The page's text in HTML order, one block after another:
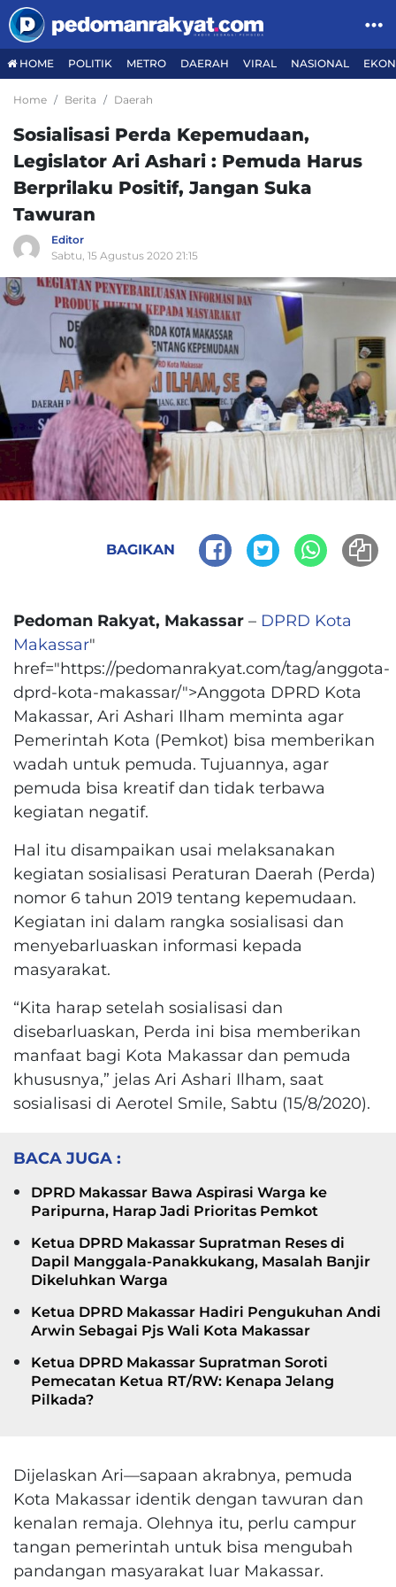
HOME POLITIK METRO DAERAH VIRAL NASIONAL
Home Berita Daerah
Sosialisasi Perda Kepemudaan,
Legislator Ari Ashari : Pemuda Harus
Berprilaku Positif, Jangan Suka
Tawuran
Editor
Sabtu, 15 Agustus 2020 21:15
BAGIKAN
Pedoman Rakyat, Makassar – DPRD Kota
Makassar"
href="https://pedomanrakyat.com/tag/anggota-
dprd-kota-makassar/">Anggota DPRD Kota
Makassar, Ari Ashari Ilham meminta agar
Pemerintah Kota (Pemkot) bisa memberikan
wadah untuk pemuda. Tujuannya, agar
pemuda bisa kreatif dan tidak terbawa
kegiatan negatif.
Hal itu disampaikan usai melaksanakan
kegiatan sosialisasi Peraturan Daerah (Perda)
nomor 6 tahun 2019 tentang kepemudaan.
Kegiatan ini dalam rangka sosialisasi dan
menyebarluaskan informasi kepada
masyarakat.
“Kita harap setelah sosialisasi dan
disebarluaskan, Perda ini bisa memberikan
manfaat bagi Kota Makassar dan pemuda
khususnya,” jelas Ari Ashari Ilham, saat
sosialisasi di Aerotel Smile, Sabtu (15/8/2020).
BACA JUGA :
DPRD Makassar Bawa Aspirasi Warga ke
Paripurna, Harap Jadi Prioritas Pemkot
Ketua DPRD Makassar Supratman Reses di
Dapil Manggala-Panakkukang, Masalah Banjir
Dikeluhkan Warga
Ketua DPRD Makassar Hadiri Pengukuhan Andi
Arwin Sebagai Pjs Wali Kota Makassar
Ketua DPRD Makassar Supratman Soroti
Pemecatan Ketua RT/RW: Kenapa Jelang
Pilkada?
Dijelaskan Ari—sapaan akrabnya, pemuda
Kota Makassar identik dengan tawuran dan
kenalan remaja. Olehnya itu, perlu campur
tangan pemerintah untuk bisa mengubah
pandangan masyarakat luar Makassar.